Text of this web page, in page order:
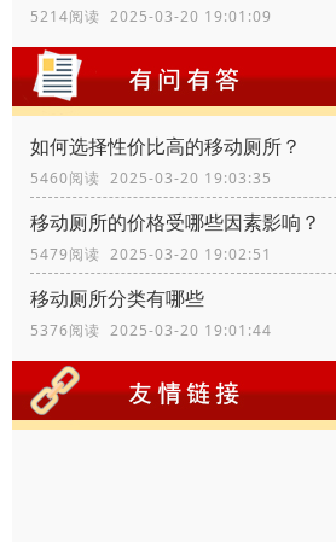
5214阅读 2025-03-20 19:01:09
如何选择性价比高的移动厕所？
5460阅读 2025-03-20 19:03:35
移动厕所的价格受哪些因素影响？
5479阅读 2025-03-20 19:02:51
移动厕所分类有哪些
5376阅读 2025-03-20 19:01:44